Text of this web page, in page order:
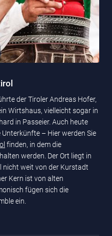
der Tiroler Andreas Hofer,
Wirtshaus, vielleicht sogar in
in Passeier. Auch heute
– Hier werden Sie
finden, in dem die
werden. Der Ort liegt in
nicht weit von der Kurstadt
Kern ist von alten
fügen sich die
ein.